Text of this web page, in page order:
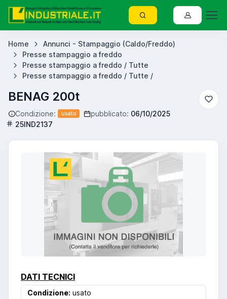
Home
Annunci - Stampaggio (Caldo/Freddo)
Presse stampaggio a freddo
Presse stampaggio a freddo / Tutte
Presse stampaggio a freddo / Tutte /
BENAG 200t
Condizione: usato pubblicato: 06/10/2025
25IND2137
DATI TECNICI
Condizione: usato